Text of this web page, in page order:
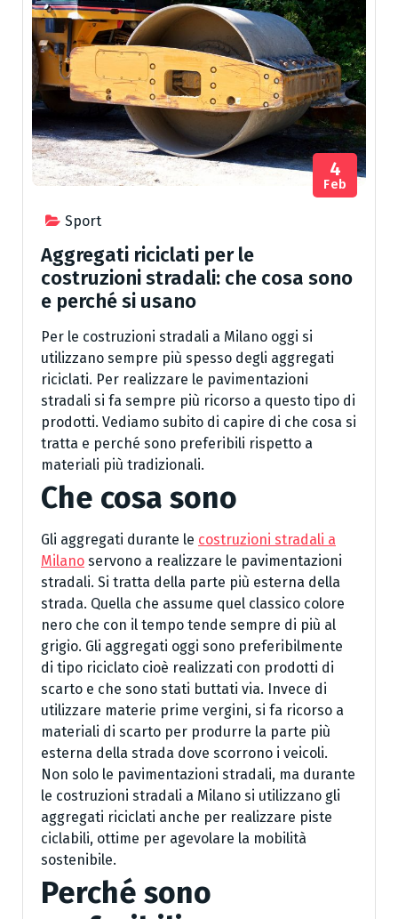
Sport
4
Feb
Aggregati riciclati per le
costruzioni stradali: che cosa sono
e perché si usano
Per le costruzioni stradali a Milano oggi si
utilizzano sempre più spesso degli aggregati
riciclati. Per realizzare le pavimentazioni
stradali si fa sempre più ricorso a questo tipo di
prodotti. Vediamo subito di capire di che cosa si
tratta e perché sono preferibili rispetto a
materiali più tradizionali.
Che cosa sono
Gli aggregati durante le costruzioni stradali a
Milano servono a realizzare le pavimentazioni
stradali. Si tratta della parte più esterna della
strada. Quella che assume quel classico colore
nero che con il tempo tende sempre di più al
grigio. Gli aggregati oggi sono preferibilmente
di tipo riciclato cioè realizzati con prodotti di
scarto e che sono stati buttati via. Invece di
utilizzare materie prime vergini, si fa ricorso a
materiali di scarto per produrre la parte più
esterna della strada dove scorrono i veicoli.
Non solo le pavimentazioni stradali, ma durante
le costruzioni stradali a Milano si utilizzano gli
aggregati riciclati anche per realizzare piste
ciclabili, ottime per agevolare la mobilità
sostenibile.
Perché sono